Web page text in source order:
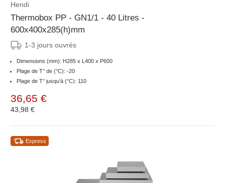
Hendi
Thermobox PP - GN1/1 - 40 Litres -
600x400x285(h)mm
1-3 jours ouvrés
Dimensions (mm): H285 x L400 x P600
Plage de T° de (°C): -20
Plage de T° jusqu'à (°C): 110
36,65 €
43,98 €
Express